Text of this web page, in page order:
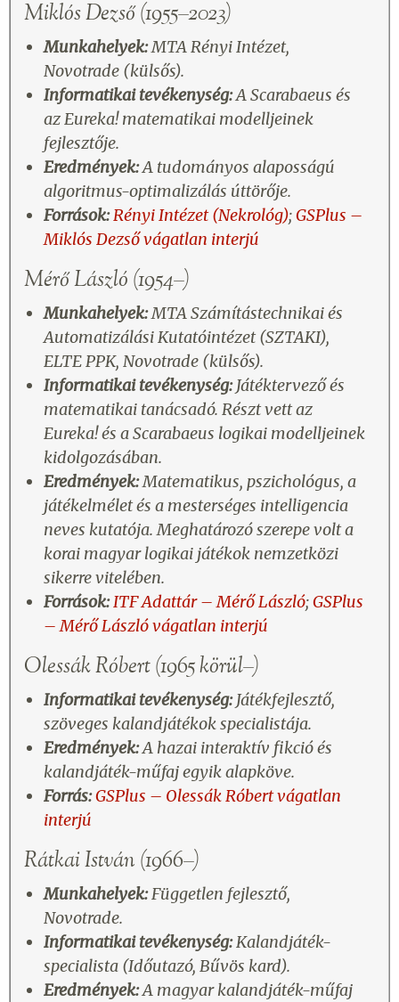
Miklós Dezső (1955–2023)
Munkahelyek:MTA Rényi Intézet,
Novotrade (külsős).
Informatikai tevékenység:A Scarabaeus és
az Eureka! matematikai modelljeinek
fejlesztője.
Eredmények:A tudományos alaposságú
algoritmus-optimalizálás úttörője.
Források:Rényi Intézet (Nekrológ);GSPlus –
Miklós Dezső vágatlan interjú
Mérő László (1954–)
Munkahelyek:MTA Számítástechnikai és
Automatizálási Kutatóintézet (SZTAKI),
ELTE PPK, Novotrade (külsős).
Informatikai tevékenység:Játéktervező és
matematikai tanácsadó. Részt vett az
Eureka! és a Scarabaeus logikai modelljeinek
kidolgozásában.
Eredmények:Matematikus, pszichológus, a
játékelmélet és a mesterséges intelligencia
neves kutatója. Meghatározó szerepe volt a
korai magyar logikai játékok nemzetközi
sikerre vitelében.
Források:ITF Adattár – Mérő László;GSPlus
– Mérő László vágatlan interjú
Olessák Róbert (1965 körül–)
Informatikai tevékenység:Játékfejlesztő,
szöveges kalandjátékok specialistája.
Eredmények:A hazai interaktív fikció és
kalandjáték-műfaj egyik alapköve.
Forrás:GSPlus – Olessák Róbert vágatlan
interjú
Rátkai István (1966–)
Munkahelyek:Független fejlesztő,
Novotrade.
Informatikai tevékenység:Kalandjáték-
specialista (Időutazó, Bűvös kard).
Eredmények:A magyar kalandjáték-műfaj